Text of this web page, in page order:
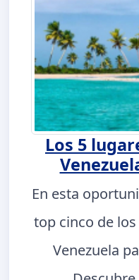
Los 5
En esta
top cinco de
Venezuela